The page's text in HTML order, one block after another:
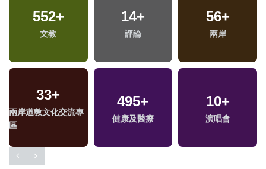
552+
文教
14+
評論
56+
兩岸
33+
兩岸道教文化交流專
區
495+
健康及醫療
10+
演唱會
1124+
社會
1+
2023金鐘獎
27+
2024立委選戰
953+
政治
221+
藝文
63+
美食